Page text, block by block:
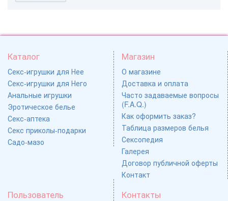
Каталог
Секс-игрушки для Нее
Секс-игрушки для Него
Анальные игрушки
Эротическое белье
Секс-аптека
Секс приколы-подарки
Садо-мазо
Магазин
О магазине
Доставка и оплата
Часто задаваемые вопросы
(F.A.Q.)
Как оформить заказ?
Таблица размеров белья
Сексопедия
Галерея
Договор публичной оферты
Контакт
Пользователь Контакты